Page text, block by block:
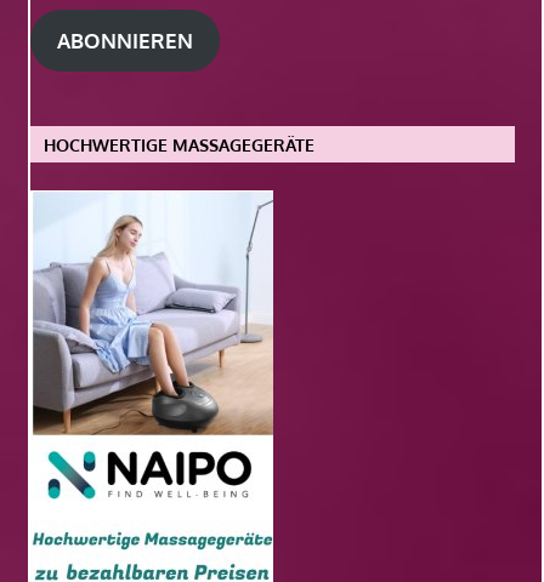
Adresse
ABONNIEREN
HOCHWERTIGE MASSAGEGERÄTE